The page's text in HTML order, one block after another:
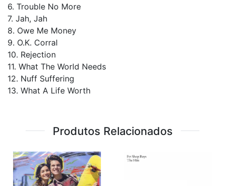
6. Trouble No More
7. Jah, Jah
8. Owe Me Money
9. O.K. Corral
10. Rejection
11. What The World Needs
12. Nuff Suffering
13. What A Life Worth
Produtos Relacionados